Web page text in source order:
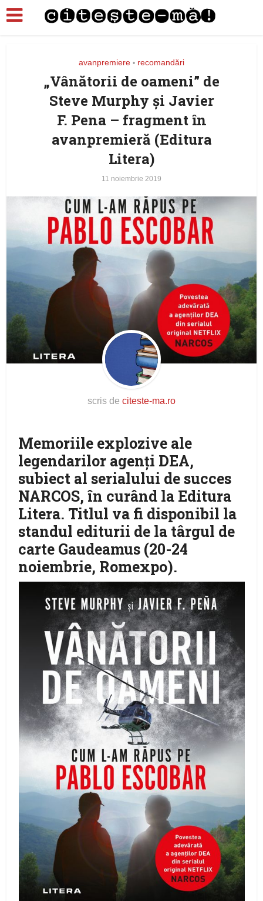
avanpremiere • recomandări
„Vânătorii de oameni” de
Steve Murphy şi Javier
F. Pena – fragment în
avanpremieră (Editura
Litera)
11 noiembrie 2019
scris de citeste-ma.ro
Memoriile explozive ale
legendarilor agenți DEA,
subiect al serialului de succes
NARCOS, în curând la Editura
Litera. Titlul va fi disponibil la
standul editurii de la târgul de
carte Gaudeamus (20-24
noiembrie, Romexpo).